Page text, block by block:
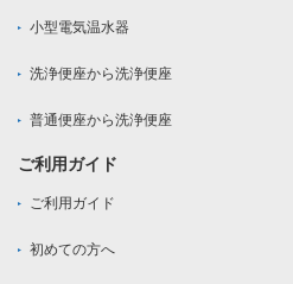
小型電気温水器
洗浄便座から洗浄便座
普通便座から洗浄便座
ご利用ガイド
ご利用ガイド
初めての方へ